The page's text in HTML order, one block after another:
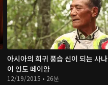
아시아의 희귀 풍습 신이 되는 사나
이 인도 떼이얌
12/19/2015 • 26분